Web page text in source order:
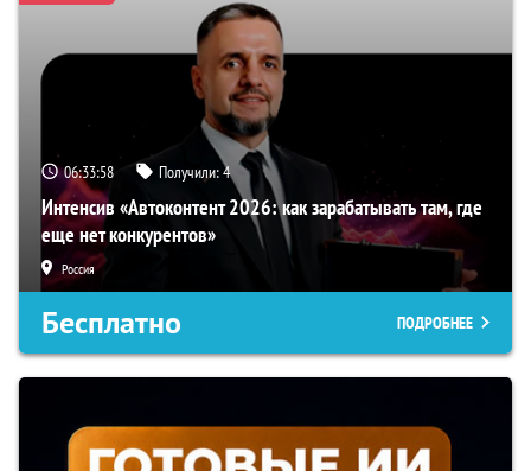
06:33:57 Получили:4
Интенсив «Автоконтент 2026: как зарабатывать там, где
еще нет конкурентов»
Россия
Бесплатно ПОДРОБНЕЕ